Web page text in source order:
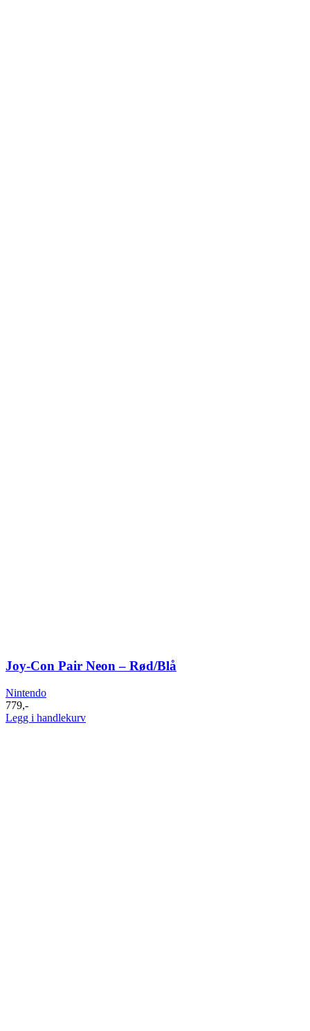
Joy-Con Pair Neon – Rød/Blå
Nintendo
779,-
Legg i handlekurv